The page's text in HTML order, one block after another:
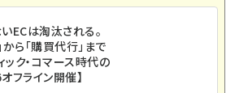
ECは淘汰される。
から「購買代行」まで
ック・コマース時代の
フライン開催】